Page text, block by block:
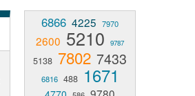
6866 4225 7970
2600 5210 9787
5138 7802 7433
6816 488 1671